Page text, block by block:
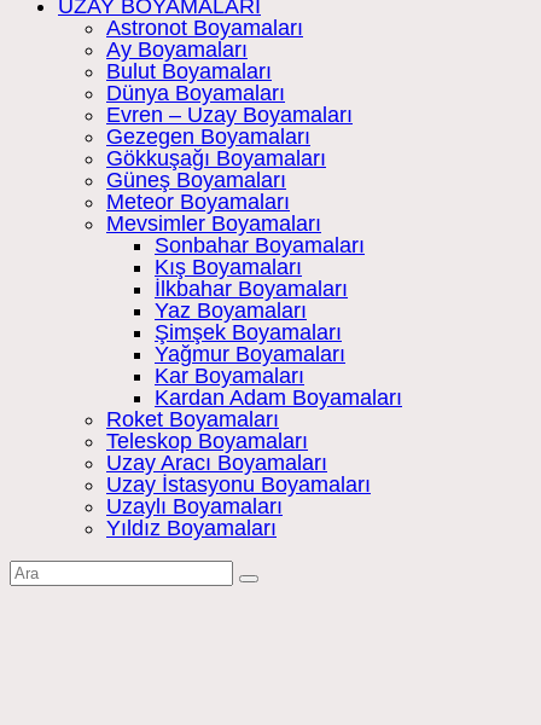
UZAY BOYAMALARI
Astronot Boyamaları
Ay Boyamaları
Bulut Boyamaları
Dünya Boyamaları
Evren – Uzay Boyamaları
Gezegen Boyamaları
Gökkuşağı Boyamaları
Güneş Boyamaları
Meteor Boyamaları
Mevsimler Boyamaları
Sonbahar Boyamaları
Kış Boyamaları
İlkbahar Boyamaları
Yaz Boyamaları
Şimşek Boyamaları
Yağmur Boyamaları
Kar Boyamaları
Kardan Adam Boyamaları
Roket Boyamaları
Teleskop Boyamaları
Uzay Aracı Boyamaları
Uzay İstasyonu Boyamaları
Uzaylı Boyamaları
Yıldız Boyamaları